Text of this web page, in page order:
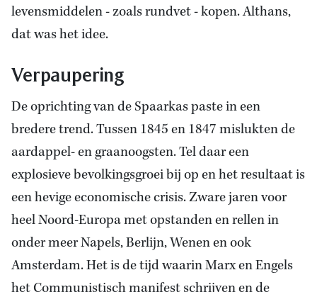
levensmiddelen - zoals rundvet - kopen. Althans,
dat was het idee.
Verpaupering
De oprichting van de Spaarkas paste in een
bredere trend. Tussen 1845 en 1847 mislukten de
aardappel- en graanoogsten. Tel daar een
explosieve bevolkingsgroei bij op en het resultaat is
een hevige economische crisis. Zware jaren voor
heel Noord-Europa met opstanden en rellen in
onder meer Napels, Berlijn, Wenen en ook
Amsterdam. Het is de tijd waarin Marx en Engels